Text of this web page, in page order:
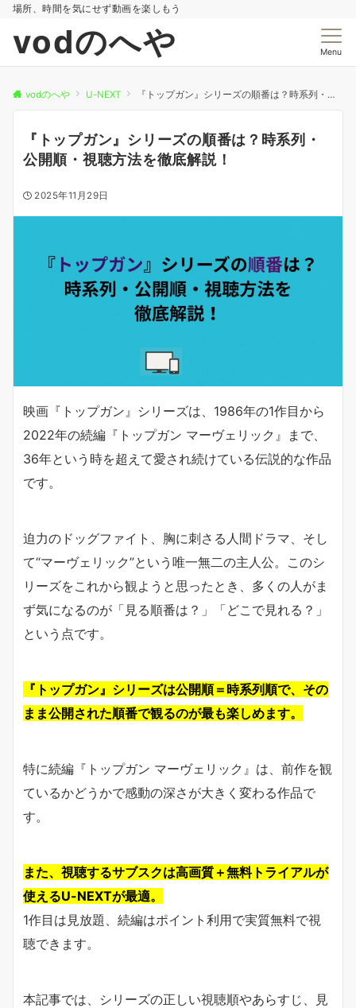
場所、時間を気にせず動画を楽しもう
vodのへや Menu
vodのへや U-NEXT 『トップガン』シリーズの順番は？時系列・公開順・視聴方法を徹底解説！
『トップガン』シリーズの順番は？時系列・
公開順・視聴方法を徹底解説！
2025年11月29日
映画『トップガン』シリーズは、1986年の1作目から
2022年の続編『トップガン マーヴェリック』まで、
36年という時を超えて愛され続けている伝説的な作品
です。
迫力のドッグファイト、胸に刺さる人間ドラマ、そし
て“マーヴェリック”という唯一無二の主人公。このシ
リーズをこれから観ようと思ったとき、多くの人がま
ず気になるのが「見る順番は？」「どこで見れる？」
という点です。
『トップガン』シリーズは公開順＝時系列順で、その
まま公開された順番で観るのが最も楽しめます。
特に続編『トップガン マーヴェリック』は、前作を観
ているかどうかで感動の深さが大きく変わる作品で
す。
また、視聴するサブスクは高画質＋無料トライアルが
使えるU-NEXTが最適。
1作目は見放題、続編はポイント利用で実質無料で視
聴できます。
本記事では、シリーズの正しい視聴順やあらすじ、見